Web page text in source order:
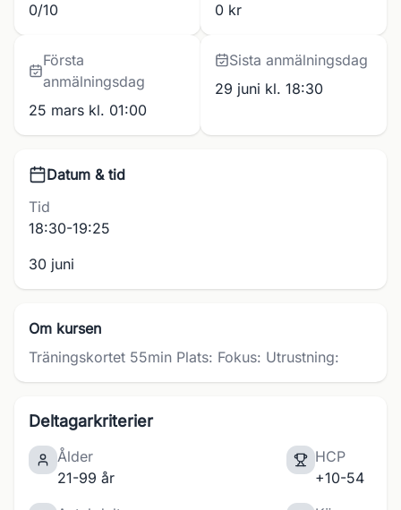
0/10
0 kr
Första
anmälningsdag
25 mars kl. 01:00
Sista anmälningsdag
29 juni kl. 18:30
Datum & tid
Tid
18:30-19:25
30 juni
Om kursen
Träningskortet 55min Plats: Fokus: Utrustning:
Deltagarkriterier
Ålder
21-99 år
HCP
+10-54